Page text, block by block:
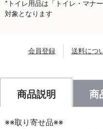
*トイレ用品は「トイレ・マナ
対象となります
会員登録 送料につ
商品説明 商
※※取り寄せ品※※